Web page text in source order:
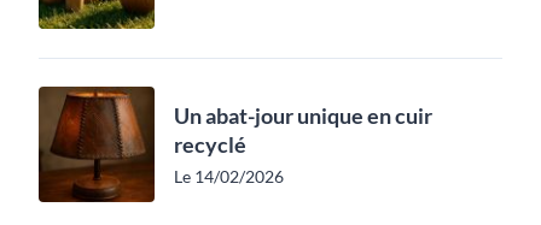
Un abat-jour unique en cuir
recyclé
Le 14/02/2026